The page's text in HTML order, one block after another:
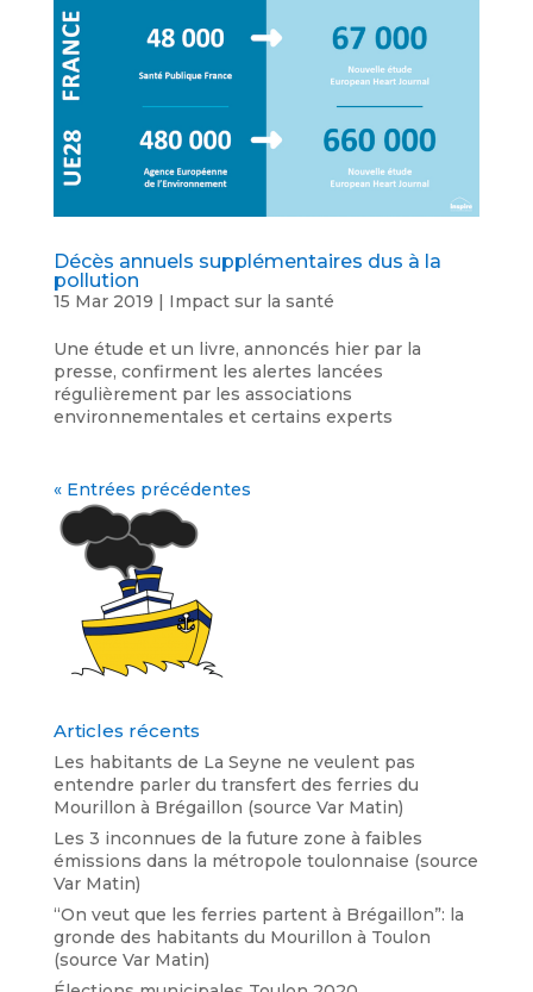
Décès annuels supplémentaires dus à la
pollution
15 Mar 2019 | Impact sur la santé
Une étude et un livre, annoncés hier par la
presse, confirment les alertes lancées
régulièrement par les associations
environnementales et certains experts
« Entrées précédentes
Articles récents
Les habitants de La Seyne ne veulent pas
entendre parler du transfert des ferries du
Mourillon à Brégaillon (source Var Matin)
Les 3 inconnues de la future zone à faibles
émissions dans la métropole toulonnaise (source
Var Matin)
“On veut que les ferries partent à Brégaillon”: la
gronde des habitants du Mourillon à Toulon
(source Var Matin)